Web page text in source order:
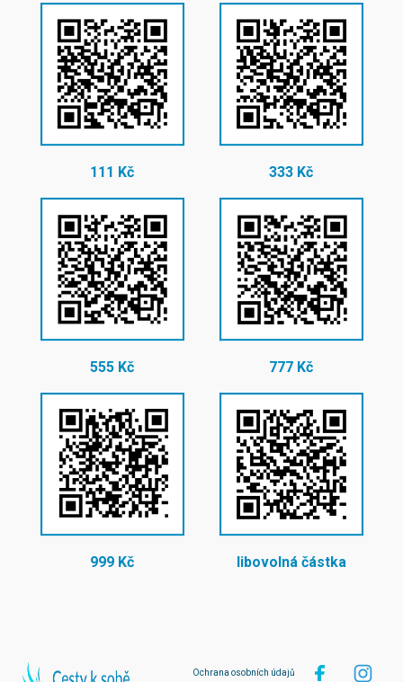
111 Kč 333 Kč
555 Kč 777 Kč
999 Kč libovolná částka
Ochrana osobních údajů